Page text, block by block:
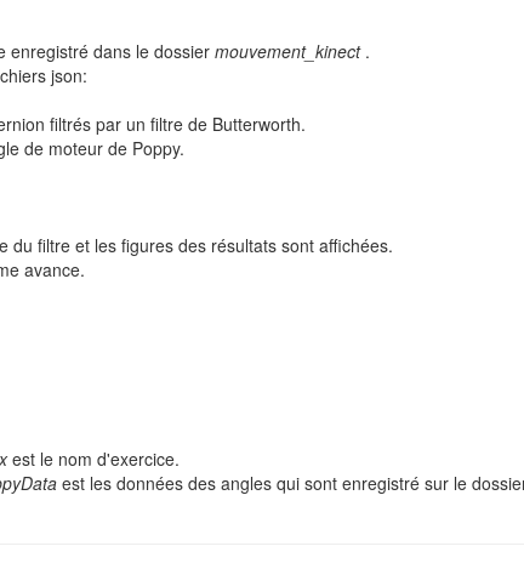
enregistré dans le dossier mouvement_kinect .
json:
filtrés par un filtre de Butterworth.
de moteur de Poppy.
filtre et les figures des résultats sont affichées.
avance.
est le nom d'exercice.
est les données des angles qui sont enregistré sur le